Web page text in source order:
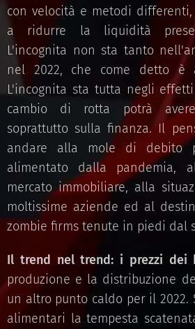
con velocità e metodi differenti,
a ridurre la liquidità
L'incognita non sta tanto
nel 2022, che come detto è
L'incognita sta tutta negli
cambio di rotta potrà
soprattutto sulla finanza. Il
andare alla mole di debito
alimentato dalla pandemia,
mercato immobiliare, alla
moltissime aziende ed al
zombie firms tenute in piedi dal
Il trend nel trend: i prezzi dei
produzione e la distribuzione
un altro punto caldo per il 2022.
alimentari la tempesta